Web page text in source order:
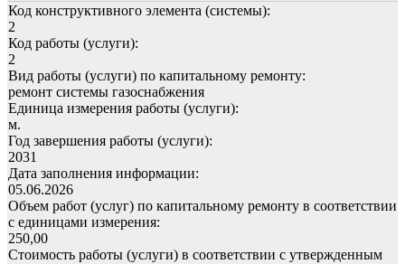
Код конструктивного элемента (системы):
2
Код работы (услуги):
2
Вид работы (услуги) по капитальному ремонту:
ремонт системы газоснабжения
Единица измерения работы (услуги):
м.
Год завершения работы (услуги):
2031
Дата заполнения информации:
05.06.2026
Объем работ (услуг) по капитальному ремонту в соответствии
с единицами измерения:
250,00
Стоимость работы (услуги) в соответствии с утвержденным